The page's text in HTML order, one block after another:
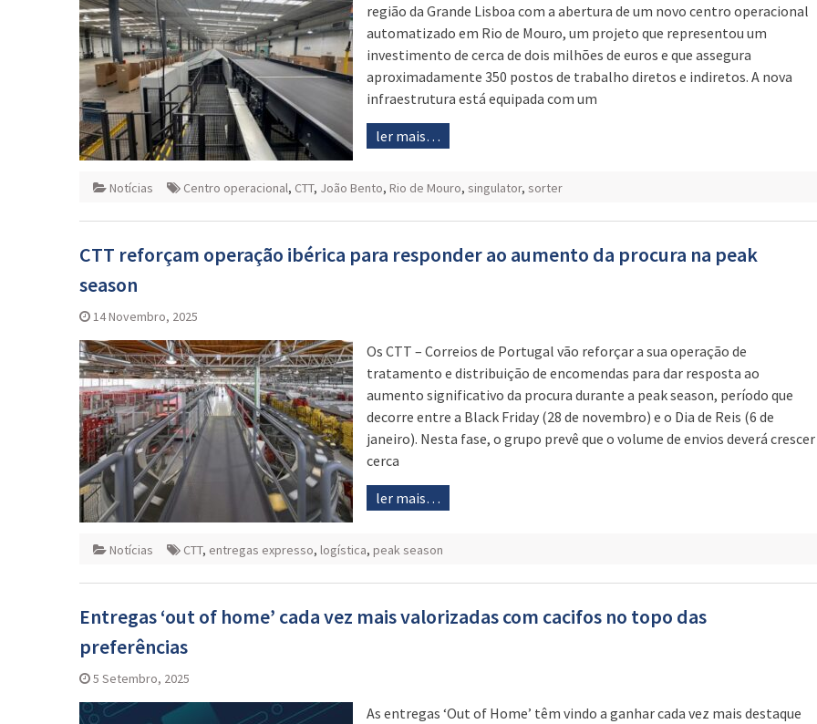
região da Grande Lisboa com a abertura de um novo centro operacional
automatizado em Rio de Mouro, um projeto que representou um
investimento de cerca de dois milhões de euros e que assegura
aproximadamente 350 postos de trabalho diretos e indiretos. A nova
infraestrutura está equipada com um
ler mais…
Notícias Centro operacional, CTT, João Bento, Rio de Mouro, singulator, sorter
CTT reforçam operação ibérica para responder ao aumento da procura na peak
season
14 Novembro, 2025
Os CTT – Correios de Portugal vão reforçar a sua operação de
tratamento e distribuição de encomendas para dar resposta ao
aumento significativo da procura durante a peak season, período que
decorre entre a Black Friday (28 de novembro) e o Dia de Reis (6 de
janeiro). Nesta fase, o grupo prevê que o volume de envios deverá crescer
cerca
ler mais…
Notícias CTT, entregas expresso, logística, peak season
Entregas ‘out of home’ cada vez mais valorizadas com cacifos no topo das
preferências
5 Setembro, 2025
As entregas ‘Out of Home’ têm vindo a ganhar cada vez mais destaque